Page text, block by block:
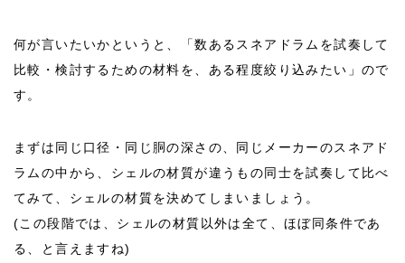
何が言いたいかというと、「数あるスネアドラムを試奏して
比較・検討するための材料を、ある程度絞り込みたい」ので
す。
まずは同じ口径・同じ胴の深さの、同じメーカーのスネアド
ラムの中から、シェルの材質が違うもの同士を試奏して比べ
てみて、シェルの材質を決めてしまいましょう。
(この段階では、シェルの材質以外は全て、ほぼ同条件であ
る、と言えますね)